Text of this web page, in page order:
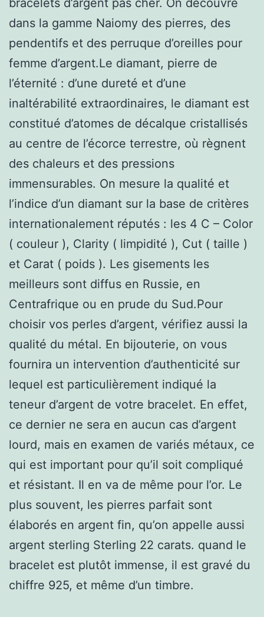
dans la gamme Naiomy des pierres, des
pendentifs et des perruque d’oreilles pour
femme d’argent.Le diamant, pierre de
l’éternité : d’une dureté et d’une
inaltérabilité extraordinaires, le diamant est
constitué d’atomes de décalque cristallisés
au centre de l’écorce terrestre, où règnent
des chaleurs et des pressions
immensurables. On mesure la qualité et
l’indice d’un diamant sur la base de critères
internationalement réputés : les 4 C – Color
( couleur ), Clarity ( limpidité ), Cut ( taille )
et Carat ( poids ). Les gisements les
meilleurs sont diffus en Russie, en
Centrafrique ou en prude du Sud.Pour
choisir vos perles d’argent, vérifiez aussi la
qualité du métal. En bijouterie, on vous
fournira un intervention d’authenticité sur
lequel est particulièrement indiqué la
teneur d’argent de votre bracelet. En effet,
ce dernier ne sera en aucun cas d’argent
lourd, mais en examen de variés métaux, ce
qui est important pour qu’il soit compliqué
et résistant. Il en va de même pour l’or. Le
plus souvent, les pierres parfait sont
élaborés en argent fin, qu’on appelle aussi
argent sterling Sterling 22 carats. quand le
bracelet est plutôt immense, il est gravé du
chiffre 925, et même d’un timbre.